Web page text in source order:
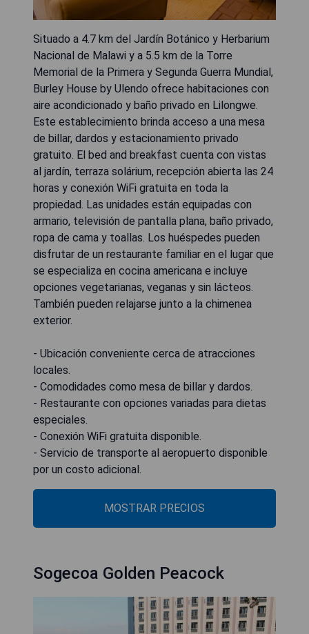
Situado a 4.7 km del Jardín Botánico y Herbarium
Nacional de Malawi y a 5.5 km de la Torre
Memorial de la Primera y Segunda Guerra Mundial,
Burley House by Ulendo ofrece habitaciones con
aire acondicionado y baño privado en Lilongwe.
Este establecimiento brinda acceso a una mesa
de billar, dardos y estacionamiento privado
gratuito. El bed and breakfast cuenta con vistas
al jardín, terraza solárium, recepción abierta las 24
horas y conexión WiFi gratuita en toda la
propiedad. Las unidades están equipadas con
armario, televisión de pantalla plana, baño privado,
ropa de cama y toallas. Los huéspedes pueden
disfrutar de un restaurante familiar en el lugar que
se especializa en cocina americana e incluye
opciones vegetarianas, veganas y sin lácteos.
También pueden relajarse junto a la chimenea
exterior.
- Ubicación conveniente cerca de atracciones
locales.
- Comodidades como mesa de billar y dardos.
- Restaurante con opciones variadas para dietas
especiales.
- Conexión WiFi gratuita disponible.
- Servicio de transporte al aeropuerto disponible
por un costo adicional.
MOSTRAR PRECIOS
Sogecoa Golden Peacock